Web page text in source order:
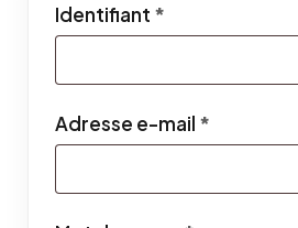
Identifiant *
Adresse e-mail *